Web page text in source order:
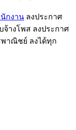
กงาน ลงประกาศ
จ้างโพส ลงประกาศ
าณิชย์ ลงได้ทุก